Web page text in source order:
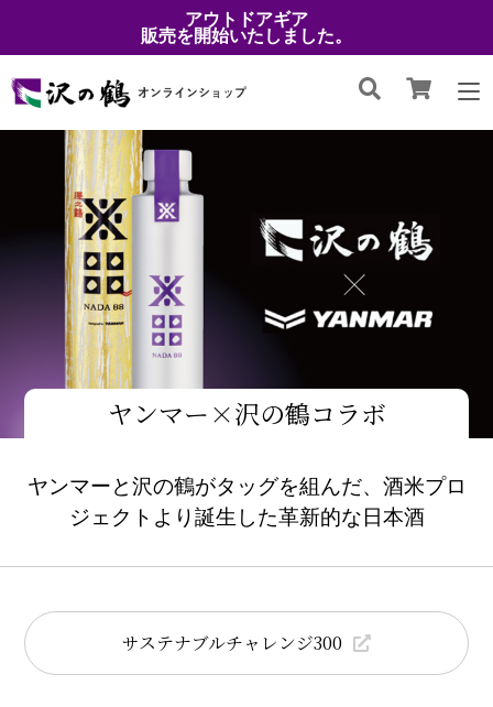
アウトドアギア
販売を開始いたしました。
ヤンマー×沢の鶴コラボ
ヤンマーと沢の鶴がタッグを組んだ、酒米プロ
ジェクトより誕生した革新的な日本酒
サステナブルチャレンジ300